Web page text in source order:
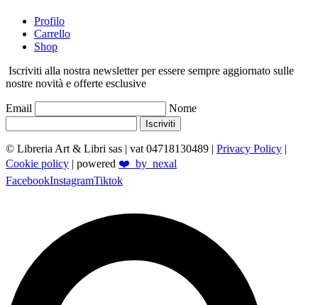
Profilo
Carrello
Shop
Iscriviti alla nostra newsletter per essere sempre aggiornato sulle
nostre novità e offerte esclusive
Email Nome
Iscriviti
© Libreria Art & Libri sas | vat 04718130489 | Privacy Policy |
Cookie policy | powered ❤️_by_nexal
FacebookInstagramTiktok